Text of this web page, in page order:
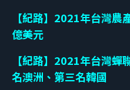
【紀路】2021年台灣
億美元
【紀路】2021年台灣蟬
名澳洲、第三名韓國